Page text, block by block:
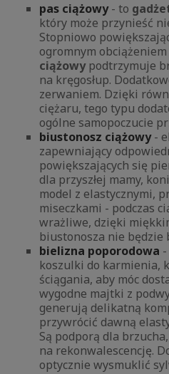
pas ciążowy- to
który może przynieść
Stopniowo
ogromnym obciążeniem
ciążowypodtrzymuje
na kręgosłup.
zerwaniem. Dzięki
ciężaru, tego typu
ogólne samopoczucie
biustonosz ciążowy-
zapewniający
powiększających się
dla przyszłej mamy,
model z elastycznymi,
miseczkami - podczas
wrażliwe, dzięki
biustonosza nie będzie
bielizna poporodowa
koszulki do karmienia,
ściągania, aby móc
wygodne majtki z
generują delikatną
przywrócić dawną
Są podporą dla
na rekonwalescencję.
optycznie wysmuklić